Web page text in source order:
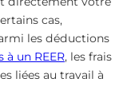
cas,
les déductions
un REER, les frais
liées au travail à